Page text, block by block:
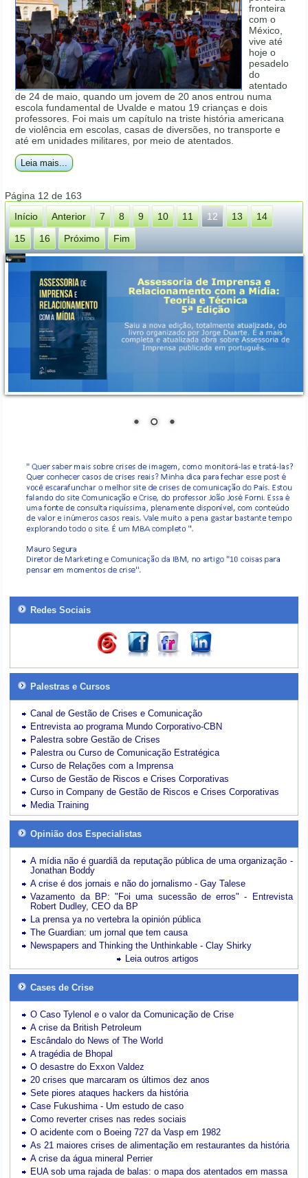
fronteira
com o
México,
vive até
hoje o
pesadelo
do
atentado
de 24 de maio, quando um jovem de 20 anos entrou numa
escola fundamental de Uvalde e matou 19 crianças e dois
professores. Foi mais um capítulo na triste história americana
de violência em escolas, casas de diversões, no transporte e
até em unidades militares, por meio de atentados.
Leia mais...
Página 12 de 163
Início
Anterior 7 8 9 10 11 12 13
14
15
16 Próximo Fim
Redes Sociais
Palestras e Cursos
Canal de Gestão de Crises e Comunicação
Entrevista ao programa Mundo Corporativo-CBN
Palestra sobre Gestão de Crises
Palestra ou Curso de Comunicação Estratégica
Curso de Relações com a Imprensa
Curso de Gestão de Riscos e Crises Corporativas
Curso in Company de Gestão de Riscos e Crises Corporativas
Media Training
Opinião dos Especialistas
A mídia não é guardiã da reputação pública de uma organização -
Jonathan Boddy
A crise é dos jornais e não do jornalismo - Gay Talese
Vazamento da BP: "Foi uma sucessão de erros" - Entrevista
Robert Dudley, CEO da BP
La prensa ya no vertebra la opinión pública
The Guardian: um jornal que tem causa
Newspapers and Thinking the Unthinkable - Clay Shirky
Leia outros artigos
Cases de Crise
O Caso Tylenol e o valor da Comunicação de Crise
A crise da British Petroleum
Escândalo do News of The World
A tragédia de Bhopal
O desastre do Exxon Valdez
20 crises que marcaram os últimos dez anos
Sete piores ataques hackers da história
Case Fukushima - Um estudo de caso
Como reverter crises nas redes sociais
O acidente com o Boeing 727 da Vasp em 1982
As 21 maiores crises de alimentação em restaurantes da história
A crise da água mineral Perrier
EUA sob uma rajada de balas: o mapa dos atentados em massa